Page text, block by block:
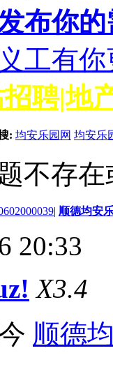
布你
工有
聘|地
: 均安乐园网 均安乐
不存
| 顺德均安
20:33
X3.4
顺德